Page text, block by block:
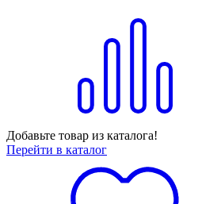
Добавьте товар из каталога!
Перейти в каталог